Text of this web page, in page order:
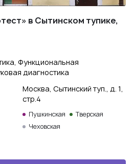
в Сытинском тупике,
Функциональная
диагностика
Москва, Сытинский туп., д. 1,
стр.4
Пушкинская
Тверская
Чеховская